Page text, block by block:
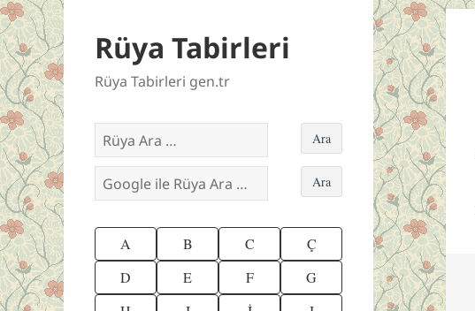
Rüya Tabirleri
Rüya Tabirleri gen.tr
A B C
Ç
D
E F
G